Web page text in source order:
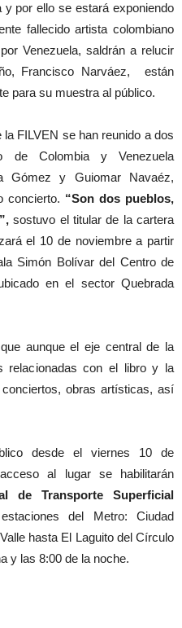
por ello se estará exponiendo
fallecido artista colombiano
Venezuela, saldrán a relucir
Francisco Narváez, están
para su muestra al público.
FILVEN se han reunido a dos
de Colombia y Venezuela
Gómez y Guiomar Navaéz,
concierto. “Son dos pueblos,
sostuvo el titular de la cartera
el 10 de noviembre a partir
Simón Bolívar del Centro de
en el sector Quebrada
aunque el eje central de la
relacionadas con el libro y la
obras artísticas, así
desde el viernes 10 de
al lugar se habilitarán
de Transporte Superficial
del Metro: Ciudad
hasta El Laguito del Círculo
y las 8:00 de la noche.